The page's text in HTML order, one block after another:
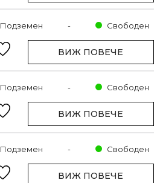
Подземен - Свободен
ВИЖ ПОВЕЧЕ
Подземен - Свободен
ВИЖ ПОВЕЧЕ
Подземен - Свободен
ВИЖ ПОВЕЧЕ